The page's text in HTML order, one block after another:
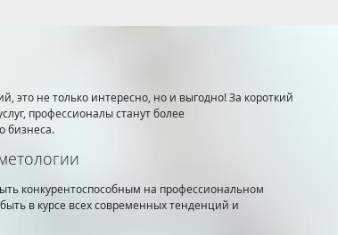
это не только интересно, но и выгодно! За короткий
профессионалы станут более
бизнеса.
конкурентоспособным на профессиональном
в курсе всех современных тенденций и